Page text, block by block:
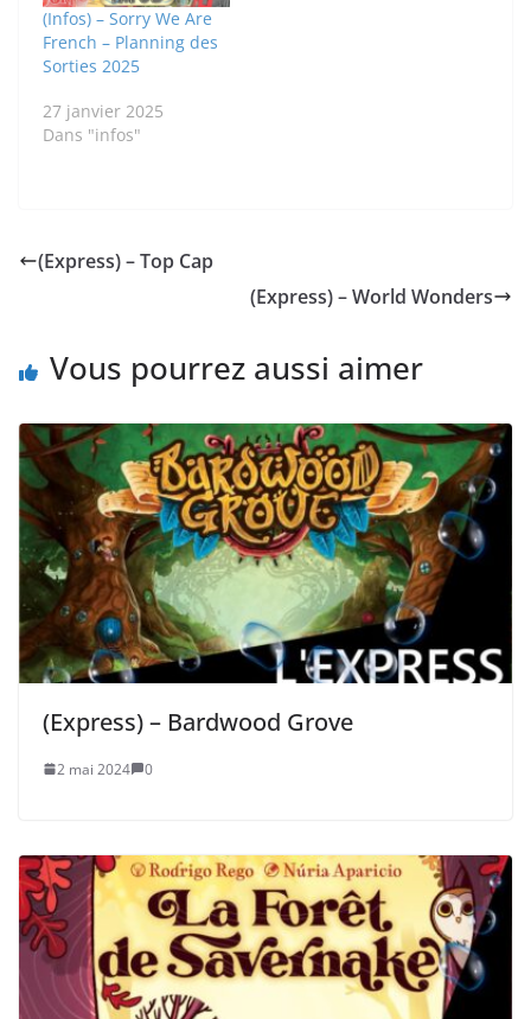
(Infos) – Sorry We Are
French – Planning des
Sorties 2025
27 janvier 2025
Dans "infos"
(Express) – Top Cap
(Express) – World Wonders
Vous pourrez aussi aimer
(Express) – Bardwood Grove
2 mai 2024 0